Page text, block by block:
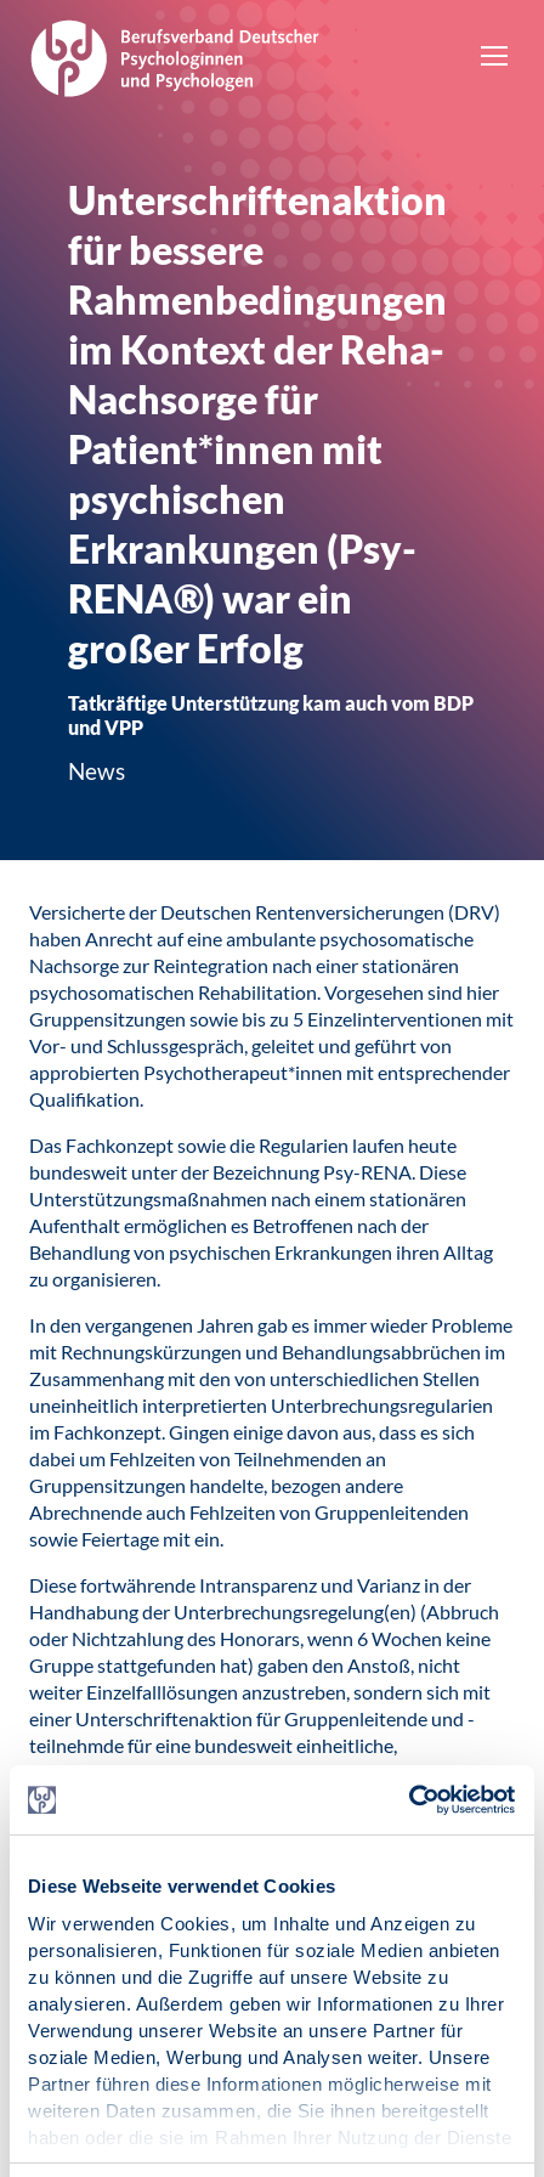
Diese Webseite verwendet Cookies
Wir verwenden Cookies, um Inhalte und Anzeigen zu
personalisieren, Funktionen für soziale Medien anbieten
zu können und die Zugriffe auf unsere Website zu
analysieren. Außerdem geben wir Informationen zu Ihrer
Verwendung unserer Website an unsere Partner für
soziale Medien, Werbung und Analysen weiter. Unsere
Partner führen diese Informationen möglicherweise mit
weiteren Daten zusammen, die Sie ihnen bereitgestellt
haben oder die sie im Rahmen Ihrer Nutzung der Dienste
gesammelt haben.
Unterschriftenaktion
für bessere
Rahmenbedingungen
im Kontext der Reha-
Nachsorge für
Patient*innen mit
psychischen
Erkrankungen (Psy-
RENA®) war ein
großer Erfolg
Tatkräftige Unterstützung kam auch vom BDP
und VPP
News
Versicherte der Deutschen Rentenversicherungen (DRV)
haben Anrecht auf eine ambulante psychosomatische
Nachsorge zur Reintegration nach einer stationären
psychosomatischen Rehabilitation. Vorgesehen sind hier
Gruppensitzungen sowie bis zu 5 Einzelinterventionen mit
Vor- und Schlussgespräch, geleitet und geführt von
approbierten Psychotherapeut*innen mit entsprechender
Qualifikation.
Das Fachkonzept sowie die Regularien laufen heute
bundesweit unter der Bezeichnung Psy-RENA. Diese
Unterstützungsmaßnahmen nach einem stationären
Aufenthalt ermöglichen es Betroffenen nach der
Behandlung von psychischen Erkrankungen ihren Alltag
zu organisieren.
In den vergangenen Jahren gab es immer wieder Probleme
mit Rechnungskürzungen und Behandlungsabbrüchen im
Zusammenhang mit den von unterschiedlichen Stellen
uneinheitlich interpretierten Unterbrechungsregularien
im Fachkonzept. Gingen einige davon aus, dass es sich
dabei um Fehlzeiten von Teilnehmenden an
Gruppensitzungen handelte, bezogen andere
Abrechnende auch Fehlzeiten von Gruppenleitenden
sowie Feiertage mit ein.
Diese fortwährende Intransparenz und Varianz in der
Handhabung der Unterbrechungsregelung(en) (Abbruch
oder Nichtzahlung des Honorars, wenn 6 Wochen keine
Gruppe stattgefunden hat) gaben den Anstoß, nicht
weiter Einzelfalllösungen anzustreben, sondern sich mit
einer Unterschriftenaktion für Gruppenleitende und -
teilnehmde für eine bundesweit einheitliche,
Und es hat sich gelohnt: Bis zum Stichtag der Übergabe im
Psychotherapeutenkammer Hamburg und der
Bundespsychotherapeutenkammer haben auch der
Berufsverband Deutscher Psychologinnen und
Psychologen (BDP) und der Verband Psychologischer
Psychotherapeut*innen (VPP im BDP), u. a. mit einem
Artikel im report psychologie, die Unterschriftenaktion
unterstützt.
Mit Erfolg: Nach einigem Warten wurde die Regelung nun
aus dem Fachkonzept gestrichen und die Verantwortung
für einen Abbruch in die Hände der Gruppenleitenden